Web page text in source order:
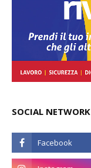
SOCIAL NETWORK